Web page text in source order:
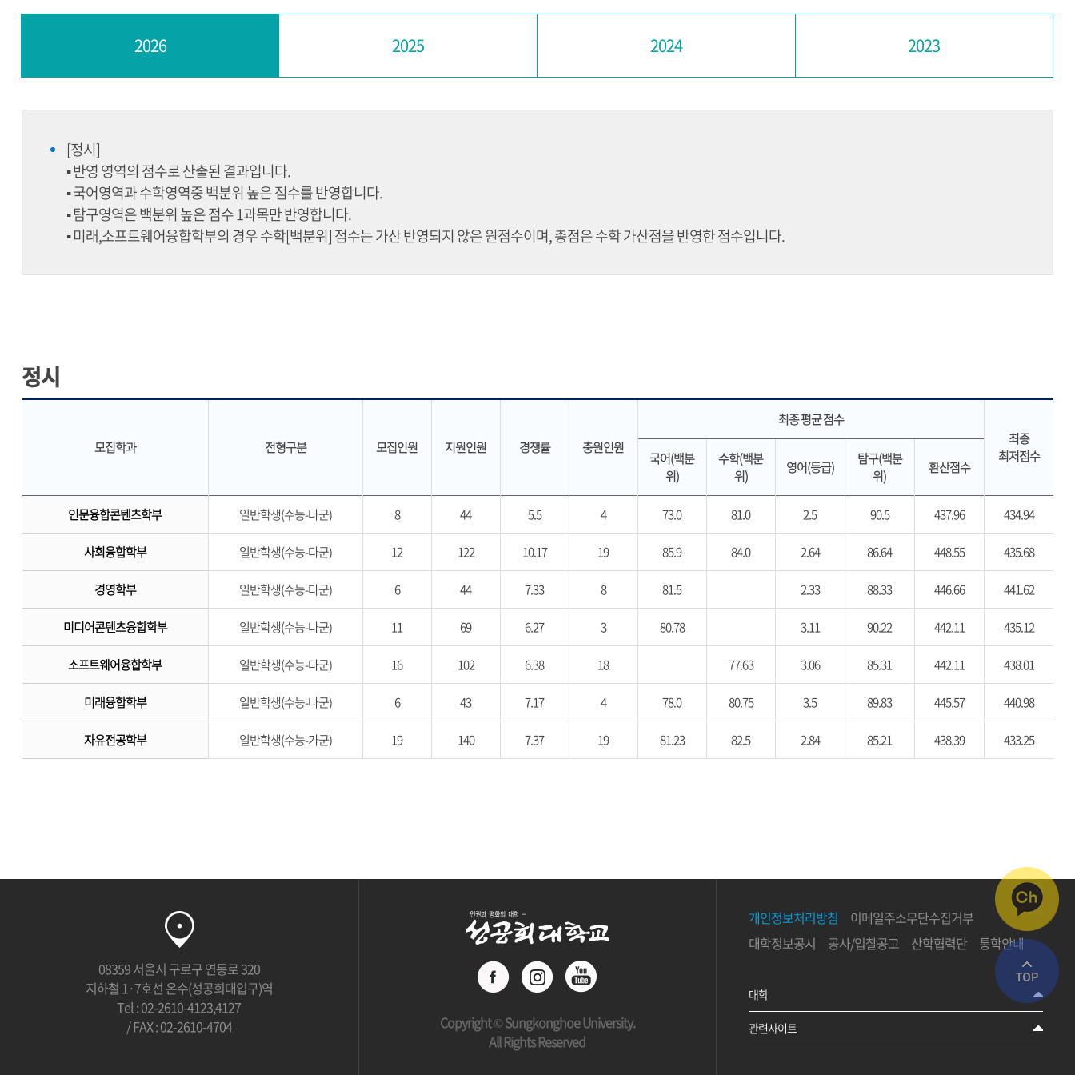
2026 2025 2024 2023
[정시]
▪ 반영 영역의 점수로 산출된 결과입니다.
▪ 국어영역과 수학영역중 백분위 높은 점수를 반영합니다.
▪ 탐구영역은 백분위 높은 점수 1과목만 반영합니다.
▪ 미래,소프트웨어융합학부의 경우 수학[백분위] 점수는 가산 반영되지 않은 원점수이며, 총점은 수학 가산점을 반영한 점수입니다.
정시
모집학과 전형구분 모집인원 지원인원 경쟁률 충원인원
최종 평균 점수
최종
최저점수
국어(백분
위)
수학(백분
위)
영어(등급)
탐구(백분
위)
환산점수
인문융합콘텐츠학부 일반학생(수능-나군) 8 44 5.5 4 73.0 81.0 2.5 90.5 437.96 434.94
사회융합학부 일반학생(수능-다군) 12 122 10.17 19 85.9 84.0 2.64 86.64 448.55 435.68
경영학부 일반학생(수능-다군) 6 44 7.33 8 81.5 2.33 88.33 446.66 441.62
미디어콘텐츠융합학부 일반학생(수능-나군) 11 69 6.27 3 80.78 3.11 90.22 442.11 435.12
소프트웨어융합학부 일반학생(수능-다군) 16 102 6.38 18 77.63 3.06 85.31 442.11 438.01
미래융합학부 일반학생(수능-나군) 6 43 7.17 4 78.0 80.75 3.5 89.83 445.57 440.98
자유전공학부 일반학생(수능-가군) 19 140 7.37 19 81.23 82.5 2.84 85.21 438.39 433.25
개인정보처리방침
이메일주소무단수집거부
대학정보공시
공사/입찰공고 산학협력단 통학안내
대학
관련사이트
Copyright © Sungkonghoe University.
All Rights Reserved
08359 서울시 구로구 연동로 320
지하철 1·7호선 온수(성공회대입구)역
Tel : 02-2610-4123,4127
/ FAX : 02-2610-4704